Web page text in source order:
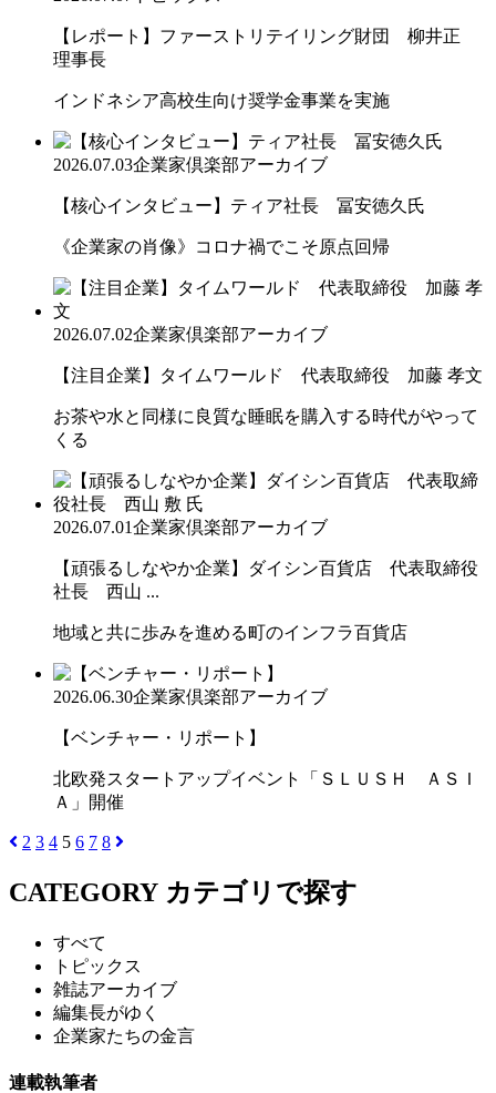
【レポート】ファーストリテイリング財団 柳井正
理事長
インドネシア高校生向け奨学金事業を実施
2026.07.03企業家倶楽部アーカイブ
【核心インタビュー】ティア社長 冨安徳久氏
《企業家の肖像》コロナ禍でこそ原点回帰
2026.07.02企業家倶楽部アーカイブ
【注目企業】タイムワールド 代表取締役 加藤 孝文
お茶や水と同様に良質な睡眠を購入する時代がやって
くる
2026.07.01企業家倶楽部アーカイブ
【頑張るしなやか企業】ダイシン百貨店 代表取締役
社長 西山 ...
地域と共に歩みを進める町のインフラ百貨店
2026.06.30企業家倶楽部アーカイブ
【ベンチャー・リポート】
北欧発スタートアップイベント「ＳＬＵＳＨ ＡＳＩ
Ａ」開催
2 3 4 5 6 7 8
CATEGORY カテゴリで探す
すべて
トピックス
雑誌アーカイブ
編集長がゆく
企業家たちの金言
連載執筆者